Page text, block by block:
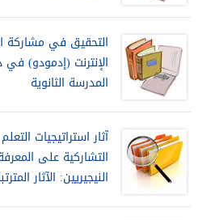
التحقيق في مشاركة
الإنترنت (إدمودو) في
المدرسة الثانوية
آثار استراتيجيات
التشاركية على
النيجيريين: الآثار